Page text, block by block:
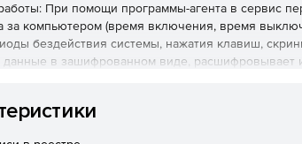
При помощи программы-агента в сервис
за компьютером (время включения, время
бездействия системы, нажатия клавиш,
данные в зашифрованном виде, расшифровывает